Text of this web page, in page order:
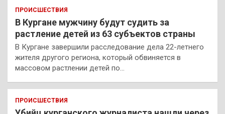
ПРОИСШЕСТВИЯ
В Кургане мужчину будут судить за
растление детей из 63 субъектов страны
В Кургане завершили расследование дела 22-летнего
жителя другого региона, который обвиняется в
массовом растлении детей по…
ПРОИСШЕСТВИЯ